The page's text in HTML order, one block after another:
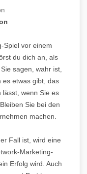
Spiel vor einem
du dich an, als
sagen, wahr ist,
es etwas gibt, das
lässt, wenn Sie es
Sie bei den
machen.
Fall ist, wird eine
Marketing-
Erfolg wird. Auch